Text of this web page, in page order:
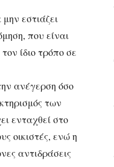
εστιάζει
που είναι
ίδιο τρόπο σε
ανέγερση όσο
των
ενταχθεί στο
οικιστές, ενώ η
αντιδράσεις